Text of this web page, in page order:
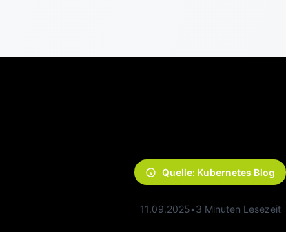
Quelle: Kubernetes Blog
11.09.2025•3 Minuten Lesezeit